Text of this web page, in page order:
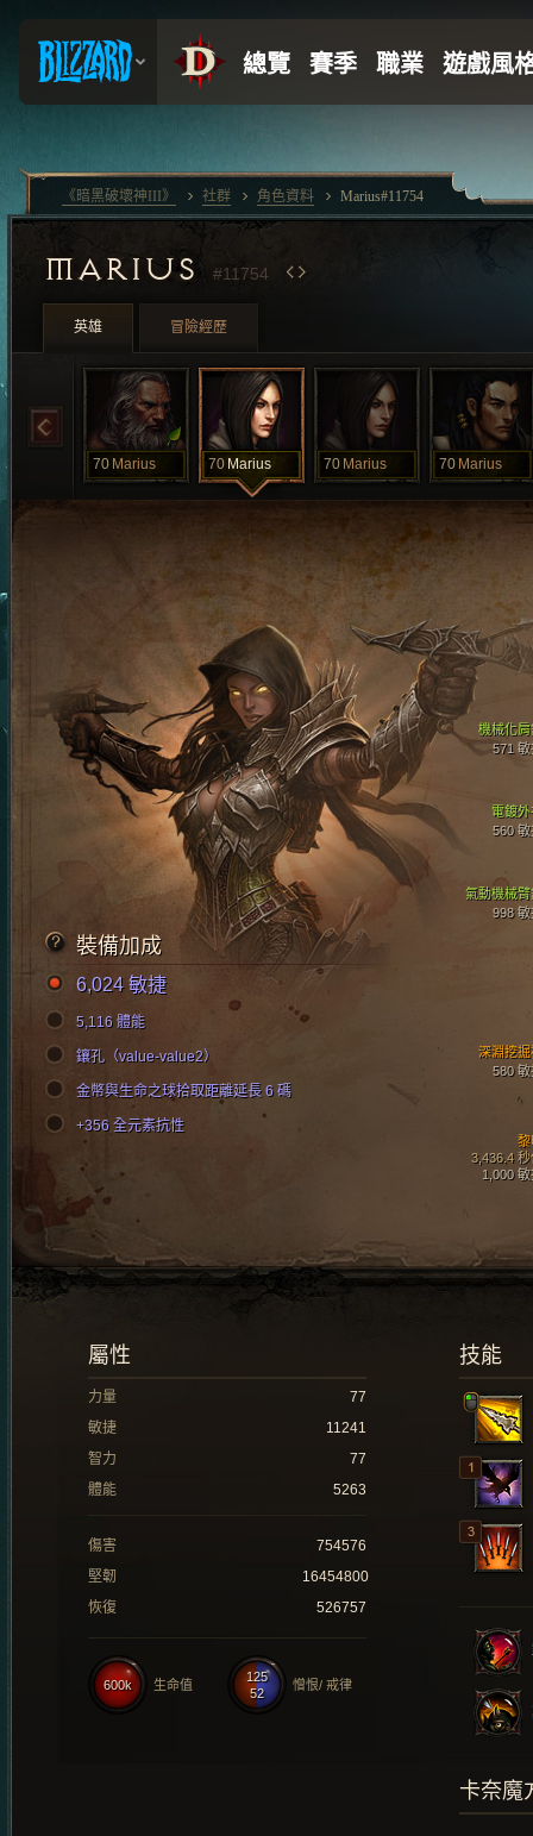
MARIUS #11754
英雄 冒險經歷
70 Marius 70 Marius 70 Marius 70 Marius
電鍍外
560 敏
氣動機械臂
998 敏
機械化肩
571 敏
深淵挖掘
580 敏
黎
3,436.4 秒
1,000 敏
裝備加成
6,024 敏捷
5,116 體能
鑲孔（value-value2）
金幣與生命之球拾取距離延長 6 碼
+356 全元素抗性
技能
屬性
力量
77
敏捷
11241
智力
77
體能
5263
傷害
754576
堅韌
16454800
恢復
526757
125
52
憎恨/ 戒律
600k 生命值
卡奈魔
《暗黑破壞神III》 社群 角色資料 Marius#11754